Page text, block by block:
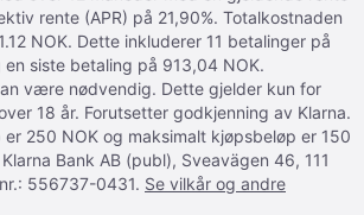
rente (APR) på 21,90%. Totalkostnaden
NOK. Dette inkluderer 11 betalinger på
en siste betaling på 913,04 NOK.
være nødvendig. Dette gjelder kun for
18 år. Forutsetter godkjenning av Klarna.
er 250 NOK og maksimalt kjøpsbeløp er 150
Bank AB (publ), Sveavägen 46, 111
556737-0431. Se vilkår og andre